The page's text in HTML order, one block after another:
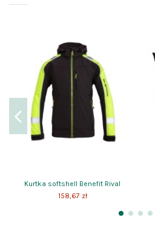
Kurtka softshell Benefit Rival
158,67 zł